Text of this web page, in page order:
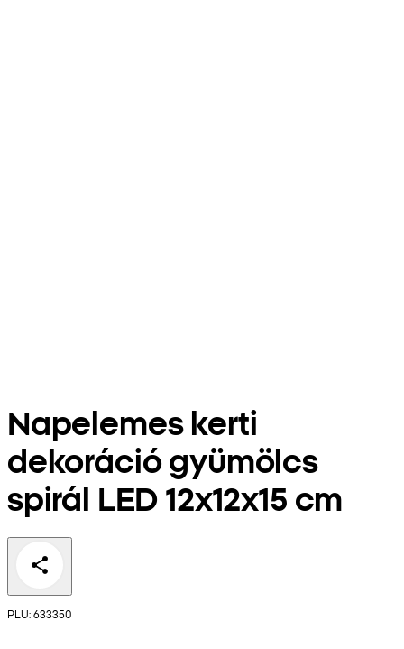
Napelemes kerti
dekoráció gyümölcs
spirál LED 12x12x15 cm
PLU: 633350